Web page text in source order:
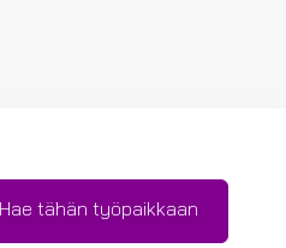
Hae tähän työpaikkaan